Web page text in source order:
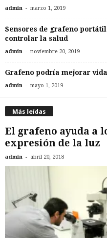
admin - marzo 1, 2019
Sensores de grafeno
controlar la salud
admin - noviembre 20, 2019
Grafeno podría mejorar
admin - mayo 1, 2019
Más leídas
El grafeno ayuda a
expresión de la luz
admin - abril 20, 2018